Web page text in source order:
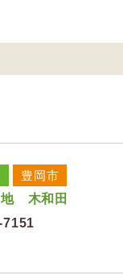
豊岡市
地 木和田
7151